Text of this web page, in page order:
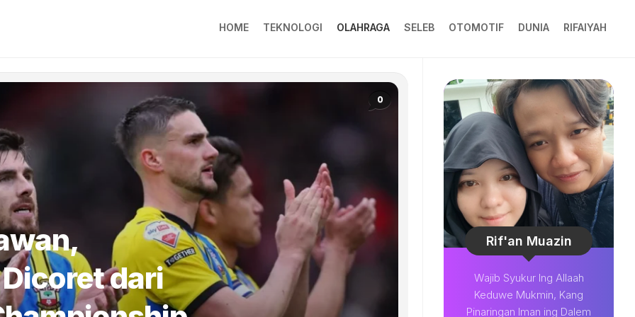
HOME TEKNOLOGI OLAHRAGA SELEB OTOMOTIF DUNIA RIFAIYAH
0
dari
Rif'an Muazin
Wajib Syukur Ing Allaah
Keduwe Mukmin, Kang
Pinaringan Iman ing Dalem